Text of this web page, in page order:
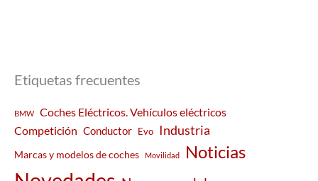
Etiquetas frecuentes
BMW
Coches Eléctricos. Vehículos eléctricos
Competición Conductor Evo Industria
Marcas y modelos de coches Movilidad Noticias